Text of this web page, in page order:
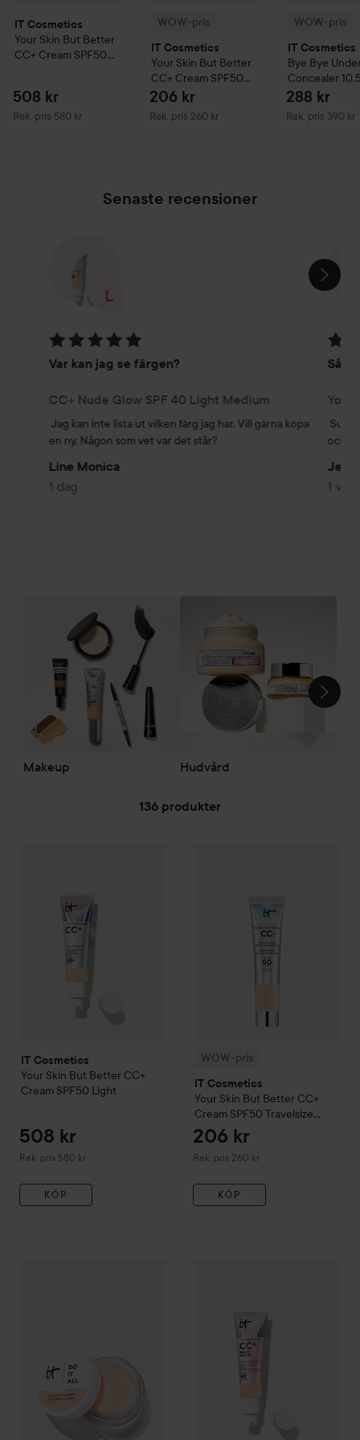
IT Cosmetics
Your Skin But Better
CC+ Cream SPF50
508 kr
Rek. pris 580 kr
Rekommenderat pris 580 kr
WOW-pris
IT Cosmetics
Your Skin But Better
CC+ Cream SPF50
Travelsize
206 kr
Rek. pris 260 kr
Rekommenderat pris 260 kr
WOW-pris
IT Cosmetics
Bye Bye
Concealer
288 kr
Rek. pris 390 kr
Senaste recensioner
HOPPA ÖVER SEKTIONEN
Betyg: 5 av 5
Var kan jag se färgen?
CC+ Nude Glow SPF 40 Light Medium
Jag kan inte lista ut vilken färg jag har. Vill gärna köpa
en ny. Någon som vet var det står?
Line Monica
1 dag
Så
och
1
HOPPA ÖVER SEKTIONEN
Makeup Hudvård
136 produkter
IT Cosmetics
Your Skin But Better CC+
Cream SPF50 Light
508 kr
Rek. pris 580 kr
Rekommenderat pris 580 kr
KÖP
WOW-pris
IT Cosmetics
Your Skin But Better CC+
Cream SPF50 Travelsize
Medium
206 kr
Rek. pris 260 kr
Rekommenderat pris 260 kr
KÖP